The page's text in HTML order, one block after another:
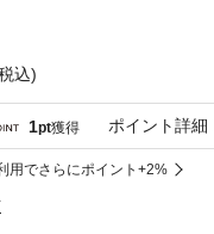
込)
1pt獲得 ポイント詳細
用でさらにポイント+2%